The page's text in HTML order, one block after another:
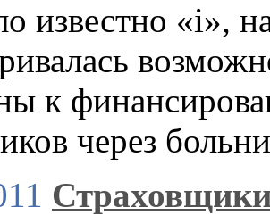
известно «і»,
к
через